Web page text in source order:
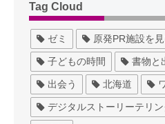
Tag Cloud
ゼミ 原発PR施設を見
子どもの時間 書物と
出会う 北海道
デジタルストーリーテリ